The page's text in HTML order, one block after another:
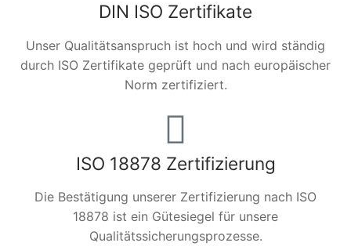
DIN ISO Zertifikate
Unser Qualitätsanspruch ist hoch und wird ständig
durch ISO Zertifikate geprüft und nach europäischer
Norm zertifiziert.
ISO 18878 Zertifizierung
Die Bestätigung unserer Zertifizierung nach ISO
18878 ist ein Gütesiegel für unsere
Qualitätssicherungsprozesse.